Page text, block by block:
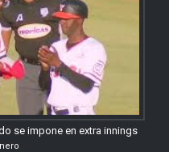
se impone en extra innings